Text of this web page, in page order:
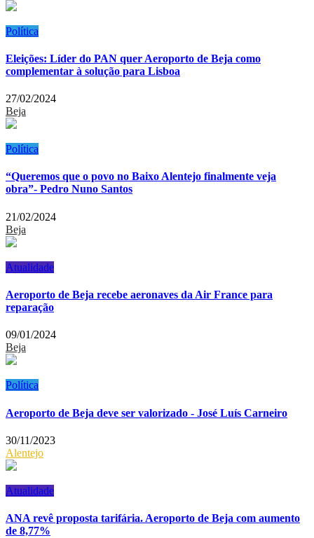
Política
Eleições: Líder do PAN quer Aeroporto de Beja como
complementar à solução para Lisboa
27/02/2024
Beja
Política
“Queremos que o povo no Baixo Alentejo finalmente veja
obra”- Pedro Nuno Santos
21/02/2024
Beja
Atualidade
Aeroporto de Beja recebe aeronaves da Air France para
reparação
09/01/2024
Beja
Política
Aeroporto de Beja deve ser valorizado - José Luís Carneiro
30/11/2023
Alentejo
Atualidade
ANA revê proposta tarifária. Aeroporto de Beja com aumento
de 8,77%